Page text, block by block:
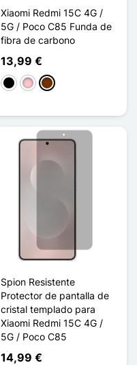
Xiaomi Redmi 15C 4G /
5G / Poco C85 Funda de
fibra de carbono
13,99 €
NegroRosaCafé
Spion Resistente
Protector de pantalla de
cristal templado para
Xiaomi Redmi 15C 4G /
5G / Poco C85
14,99 €